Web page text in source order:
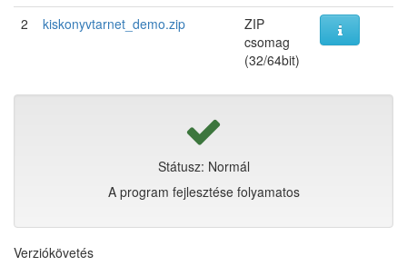
2
kiskonyvtarnet_demo.zip
ZIP
csomag
(32/64bit)
Státusz: Normál
A program fejlesztése folyamatos
Verziókövetés